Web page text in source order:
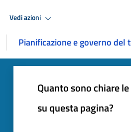
Vedi azioni
Pianificazione e governo del
Quanto sono chiare
su questa pagina?